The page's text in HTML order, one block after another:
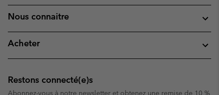
Nous connaitre
Acheter
Restons connecté(e)s
Abonnez-vous à notre newsletter et obtenez une remise de 10 %